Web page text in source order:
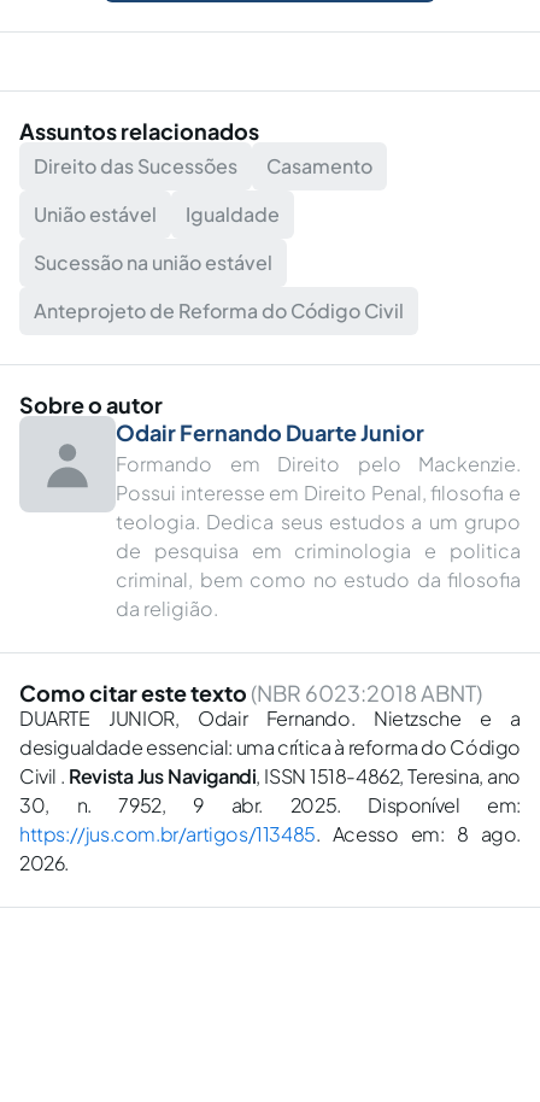
Assuntos relacionados
Direito das Sucessões
Casamento
União estável
Igualdade
Sucessão na união estável
Anteprojeto de Reforma do Código Civil
Sobre o autor
Odair Fernando Duarte Junior
Formando em Direito pelo Mackenzie.
Possui interesse em Direito Penal, filosofia e
teologia. Dedica seus estudos a um grupo
de pesquisa em criminologia e politica
criminal, bem como no estudo da filosofia
da religião.
Como citar este texto (NBR 6023:2018 ABNT)
DUARTE JUNIOR, Odair Fernando. Nietzsche e a
desigualdade essencial: uma crítica à reforma do Código
Civil . Revista Jus Navigandi, ISSN 1518-4862, Teresina, ano
30, n. 7952, 9 abr. 2025. Disponível em:
https://jus.com.br/artigos/113485. Acesso em: 8 ago.
2026.